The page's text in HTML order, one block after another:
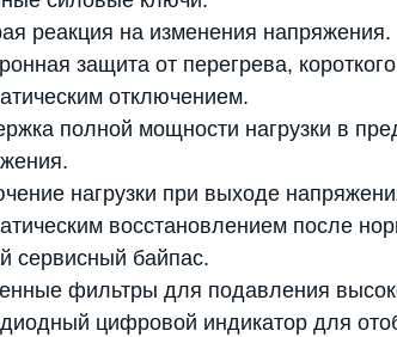
реакция на изменения напряжения.
защита от перегрева,
отключением.
полной мощности нагрузки в
нагрузки при выходе
восстановлением после
сервисный байпас.
фильтры для подавления
цифровой индикатор для